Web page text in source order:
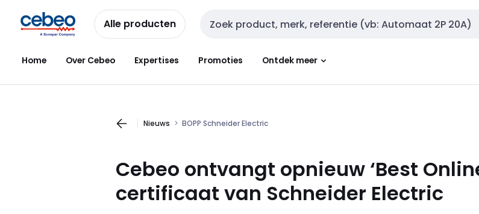
naar
navigatie
naar
inhoud
Alle producten Zoekveld invoer
Home Over Cebeo Expertises Promoties Ontdek meer
Nieuws BOPP Schneider Electric
Cebeo ontvangt opnieuw ‘Best
certificaat van Schneider Electric